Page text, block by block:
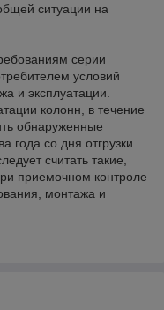
ситуации на
серии
условий
и эксплуатации.
колонн, в течение
обнаруженные
года со дня отгрузки
считать такие,
приемочном контроле
монтажа и